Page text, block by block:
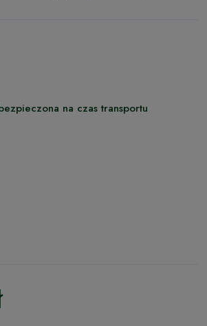
na czas transportu